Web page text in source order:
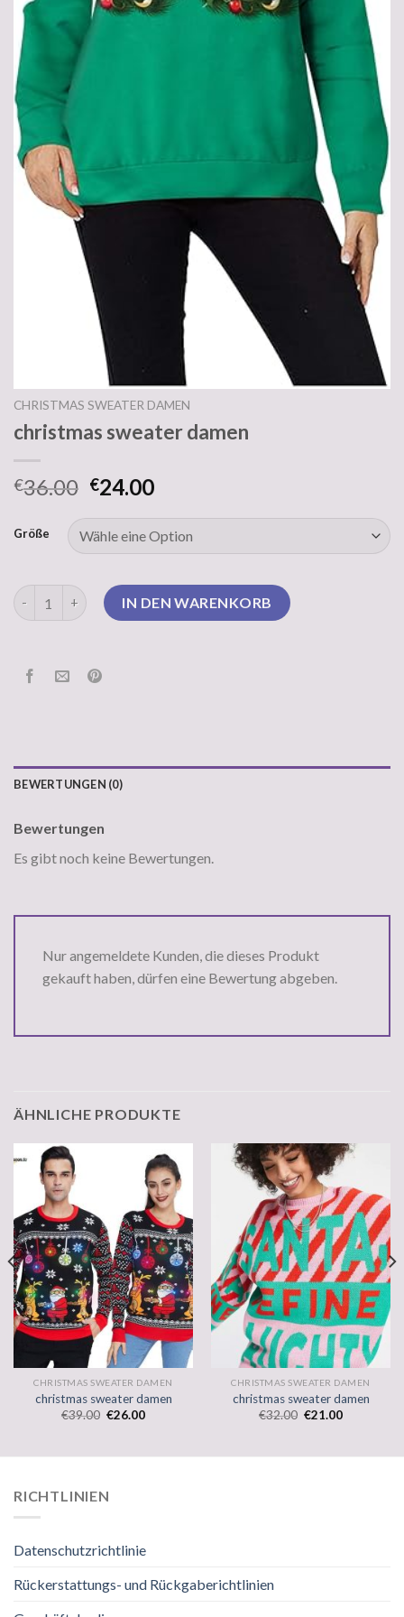
CHRISTMAS SWEATER DAMEN
christmas sweater damen
€36.00 €24.00
Größe
christmas sweater damen Menge
IN DEN WARENKORB
BEWERTUNGEN (0)
Bewertungen
Es gibt noch keine Bewertungen.
Nur angemeldete Kunden, die dieses Produkt
gekauft haben, dürfen eine Bewertung abgeben.
ÄHNLICHE PRODUKTE
CHRISTMAS SWEATER DAMEN
christmas sweater damen
€39.00 €26.00
CHRISTMAS SWEATER DAMEN
christmas sweater damen
€32.00 €21.00
RICHTLINIEN
Datenschutzrichtlinie
Rückerstattungs- und Rückgaberichtlinien